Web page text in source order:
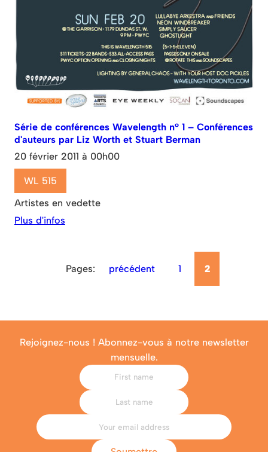
Série de conférences Wavelength n° 1 – Conférences
d'auteurs par Liz Worth et Stuart Berman
20 février 2011 à 00h00
WL 515
Artistes en vedette
Plus d'infos
Pages: précédent 1 2
Rejoignez-nous ! Abonnez-vous à notre newsletter
mensuelle.